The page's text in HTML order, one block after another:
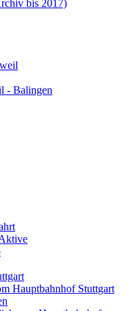
bis 2017)
- Balingen
Hauptbahnhof Stuttgart